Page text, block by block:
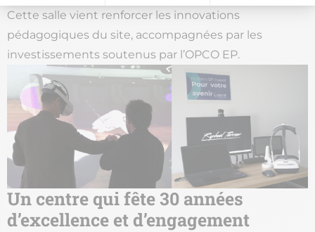
Cette salle vient renforcer les innovations
pédagogiques du site, accompagnées par les
investissements soutenus par l’OPCO EP.
Un centre qui fête 30 années
d’excellence et d’engagement